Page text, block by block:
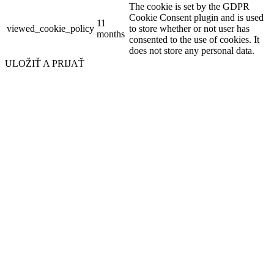
viewed_cookie_policy
11
months
The cookie is set by the GDPR
Cookie Consent plugin and is used
to store whether or not user has
consented to the use of cookies. It
does not store any personal data.
ULOŽIŤ A PRIJAŤ